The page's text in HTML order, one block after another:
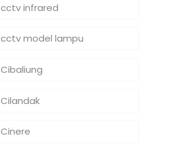
cctv infrared
cctv model lampu
Cibaliung
Cilandak
Cinere